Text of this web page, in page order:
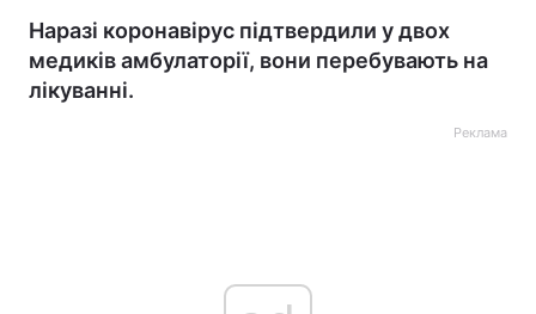
Наразі коронавірус підтвердили у двох
медиків амбулаторії, вони перебувають на
лікуванні.
Реклама